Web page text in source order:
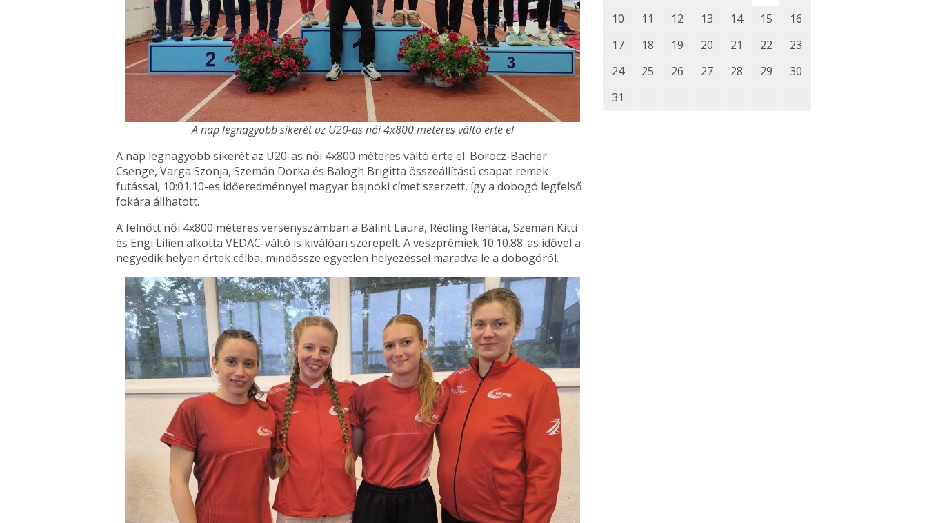
A nap legnagyobb sikerét az U20-as női 4x800 méteres váltó érte el
A nap legnagyobb sikerét az U20-as női 4x800 méteres váltó érte el. Böröcz-Bacher
Csenge, Varga Szonja, Szemán Dorka és Balogh Brigitta összeállítású csapat remek
futással, 10:01.10-es időeredménnyel magyar bajnoki címet szerzett, így a dobogó legfelső
fokára állhatott.
A felnőtt női 4x800 méteres versenyszámban a Bálint Laura, Rédling Renáta, Szemán Kitti
és Engi Lilien alkotta VEDAC-váltó is kiválóan szerepelt. A veszprémiek 10:10.88-as idővel a
negyedik helyen értek célba, mindössze egyetlen helyezéssel maradva le a dobogóról.
10
11 12 13 14 15
16
17
18 19 20 21 22
23
24
25 26 27 28 29
30
31